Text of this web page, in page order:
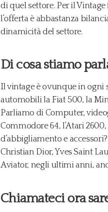
di quel settore. Per il
l’offerta è abbastanza
dinamicità del settore.
Di cosa stiamo
Il vintage è ovunque in ogni
automobili la Fiat 500, la
Parliamo di Computer,
Commodore 64, l’Atari
d’abbigliamento e
Christian Dior, Yves Saint
Aviator, negli ultimi anni,
Chiamateci ora